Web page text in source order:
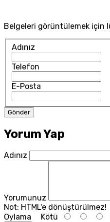
Belgeleri görüntülemek
Adınız
Telefon
E-Posta
Yorum Yap
Adınız
Yorumunuz
Not: HTML'e dönüştürülmez!
Oylama Kötü